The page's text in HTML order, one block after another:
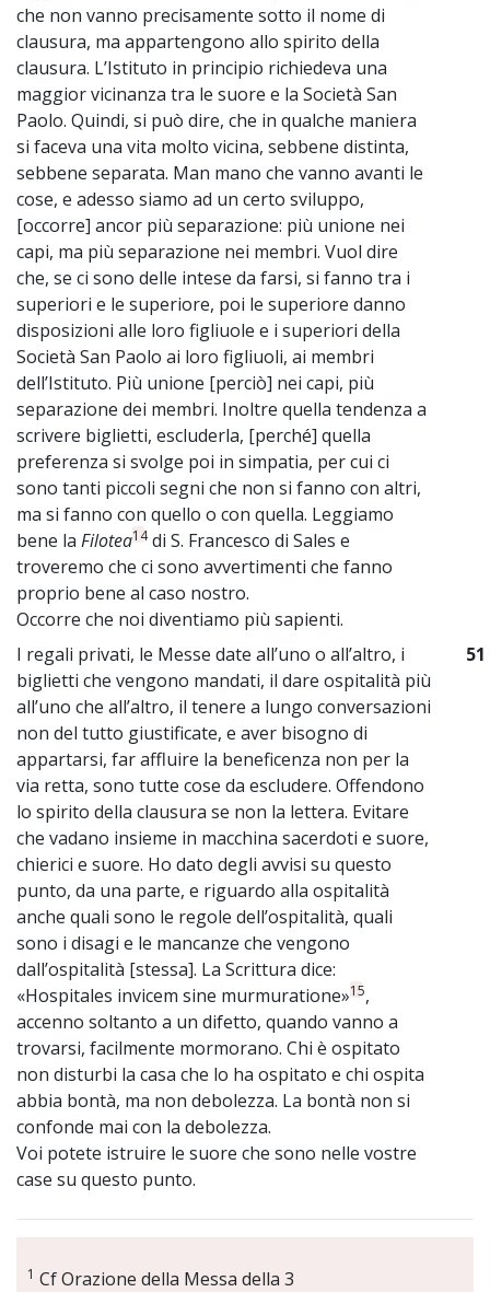
che non vanno precisamente sotto il nome di
clausura, ma appartengono allo spirito della
clausura. L’Istituto in principio richiedeva una
maggior vicinanza tra le suore e la Società San
Paolo. Quindi, si può dire, che in qualche maniera
si faceva una vita molto vicina, sebbene distinta,
sebbene separata. Man mano che vanno avanti le
cose, e adesso siamo ad un certo sviluppo,
[occorre] ancor più separazione: più unione nei
capi, ma più separazione nei membri. Vuol dire
che, se ci sono delle intese da farsi, si fanno tra i
superiori e le superiore, poi le superiore danno
disposizioni alle loro figliuole e i superiori della
Società San Paolo ai loro figliuoli, ai membri
dell’Istituto. Più unione [perciò] nei capi, più
separazione dei membri. Inoltre quella tendenza a
scrivere biglietti, escluderla, [perché] quella
preferenza si svolge poi in simpatia, per cui ci
sono tanti piccoli segni che non si fanno con altri,
ma si fanno con quello o con quella. Leggiamo
bene la Filotea14di S. Francesco di Sales e
troveremo che ci sono avvertimenti che fanno
proprio bene al caso nostro.
Occorre che noi diventiamo più sapienti.
I regali privati, le Messe date all’uno o all’altro, i
biglietti che vengono mandati, il dare ospitalità più
all’uno che all’altro, il tenere a lungo conversazioni
non del tutto giustificate, e aver bisogno di
appartarsi, far affluire la beneficenza non per la
via retta, sono tutte cose da escludere. Offendono
lo spirito della clausura se non la lettera. Evitare
che vadano insieme in macchina sacerdoti e suore,
chierici e suore. Ho dato degli avvisi su questo
punto, da una parte, e riguardo alla ospitalità
anche quali sono le regole dell’ospitalità, quali
sono i disagi e le mancanze che vengono
dall’ospitalità [stessa]. La Scrittura dice:
«Hospitales invicem sine murmuratione»15,
accenno soltanto a un difetto, quando vanno a
trovarsi, facilmente mormorano. Chi è ospitato
non disturbi la casa che lo ha ospitato e chi ospita
abbia bontà, ma non debolezza. La bontà non si
confonde mai con la debolezza.
Voi potete istruire le suore che sono nelle vostre
case su questo punto.
51
1 Cf Orazione della Messa della 3